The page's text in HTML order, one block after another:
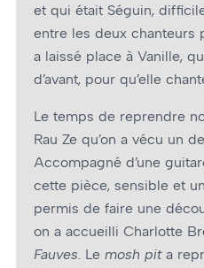
et qui était Séguin,
entre les deux chanteurs
a laissé place à Vanille,
d’avant, pour qu’elle
Le temps de reprendre
Rau Ze qu’on a vécu un
Accompagné d’une
cette pièce, sensible et
permis de faire une
on a accueilli Charlotte
Fauves. Le mosh pita